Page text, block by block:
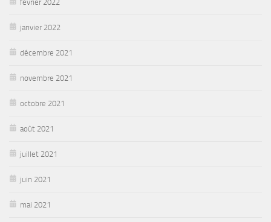
février 2022
janvier 2022
décembre 2021
novembre 2021
octobre 2021
août 2021
juillet 2021
juin 2021
mai 2021